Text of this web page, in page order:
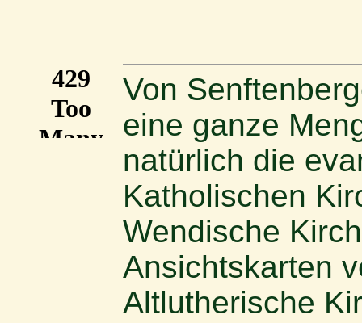
Von
eine ganze
natürlich die
Katholischen
Wendische
Ansichtskarten
Altlutherische